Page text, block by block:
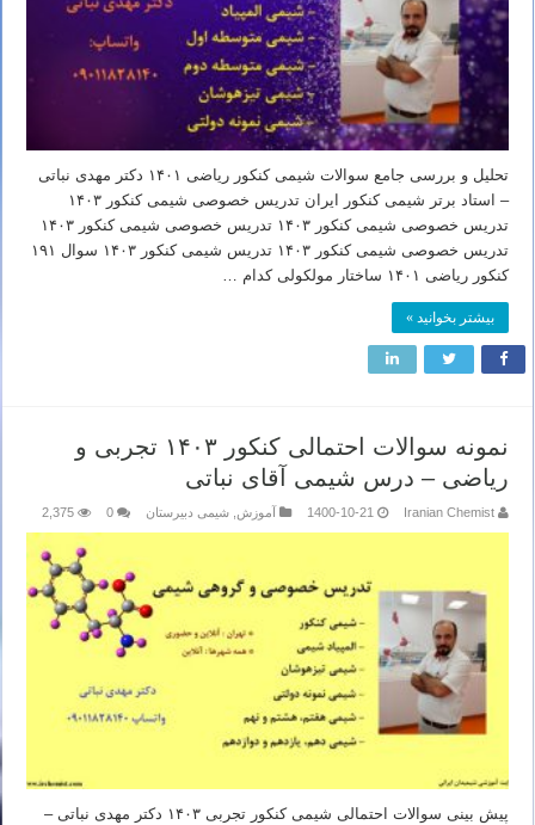
تحلیل و بررسی جامع سوالات شیمی کنکور ریاضی ۱۴۰۱ دکتر مهدی نباتی
– استاد برتر شیمی کنکور ایران تدریس خصوصی شیمی کنکور ۱۴۰۳
تدریس خصوصی شیمی کنکور ۱۴۰۳ تدریس خصوصی شیمی کنکور ۱۴۰۳
تدریس خصوصی شیمی کنکور ۱۴۰۳ تدریس شیمی کنکور ۱۴۰۳ سوال ۱۹۱
کنکور ریاضی ۱۴۰۱ ساختار مولکولی کدام …
بیشتر بخوانید »
نمونه سوالات احتمالی کنکور ۱۴۰۳ تجربی و
ریاضی – درس شیمی آقای نباتی
Iranian Chemist
1400-10-21 آموزش شیمی دبیرستان 0
2,375
پیش بینی سوالات احتمالی شیمی کنکور تجربی ۱۴۰۳ دکتر مهدی نباتی –